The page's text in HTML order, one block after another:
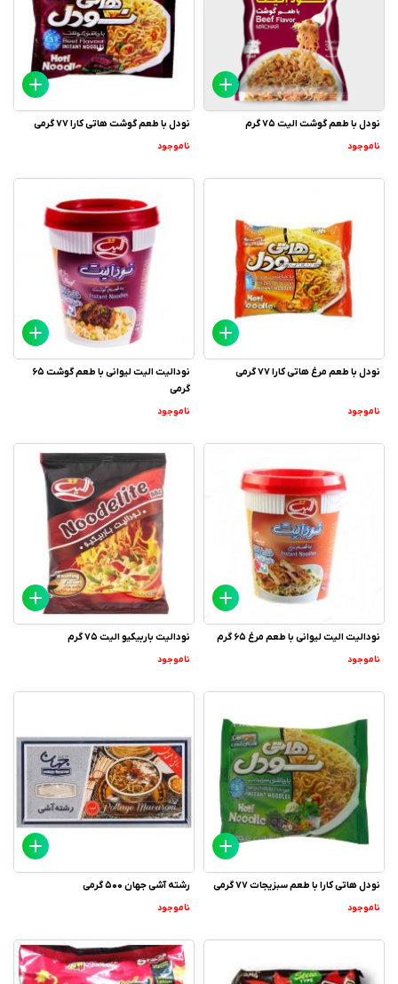
نودل با طعم گوشت الیت 75 گرم
ناموجود
نودل با طعم گوشت هاتی کارا 77 گرمی
ناموجود
نودل با طعم مرغ هاتی کارا 77 گرمی
ناموجود
نودالیت الیت لیوانی با طعم گوشت 65
گرمی
ناموجود
نودالیت الیت لیوانی با طعم مرغ 65 گرم
ناموجود
نودالیت باربیکیو الیت 75 گرم
ناموجود
نودل هاتی کارا با طعم سبزیجات 77 گرمی
ناموجود
رشته آشی جهان 500 گرمی
ناموجود